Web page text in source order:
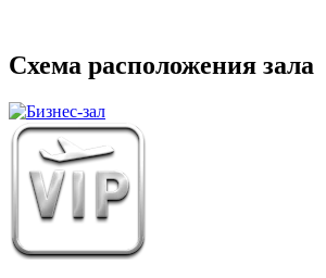
Схема расположения зала